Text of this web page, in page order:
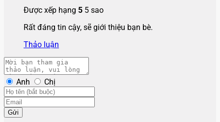
Được xếp hạng 5 5 sao
Rất đáng tin cậy, sẽ giới thiệu bạn bè.
Thảo luận
Anh Chị
Gửi